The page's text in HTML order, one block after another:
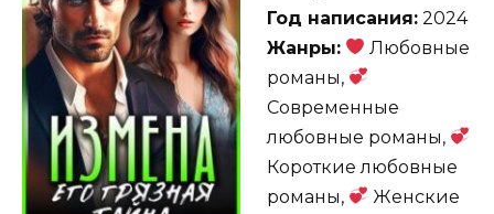
Год написания: 2024
Жанры:
Любовные
романы,
Современные
любовные романы,
Короткие любовные
романы,
Женские